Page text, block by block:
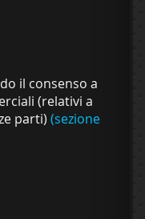
il consenso a
(relativi a
parti) (sezione